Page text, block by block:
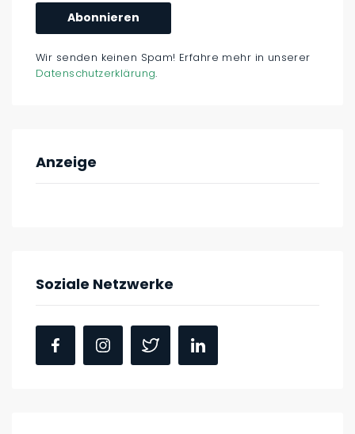
Wir senden keinen Spam! Erfahre mehr in unserer
Datenschutzerklärung.
Anzeige
Soziale Netzwerke